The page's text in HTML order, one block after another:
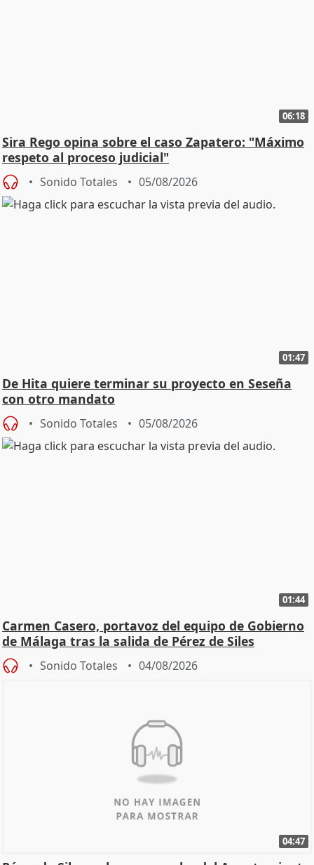
06:18
Sira Rego opina sobre el caso Zapatero: "Máximo
respeto al proceso judicial"
Sonido Totales 05/08/2026
01:47
De Hita quiere terminar su proyecto en Seseña
con otro mandato
Sonido Totales 05/08/2026
01:44
Carmen Casero, portavoz del equipo de Gobierno
de Málaga tras la salida de Pérez de Siles
Sonido Totales 04/08/2026
04:47